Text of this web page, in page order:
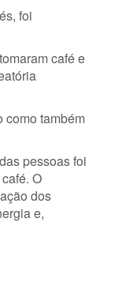
foi
café e
como também
pessoas foi
O
dos
e,